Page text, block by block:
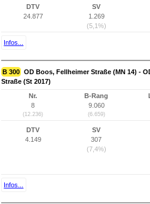
DTV
24.877
SV
1.269
(5,1%)
Infos...
B 300 OD Boos, Fellheimer Straße (MN 14) -
Straße (St 2017)
Nr.
8
(12.236)
B-Rang
9.060
(6.659)
DTV
4.149
SV
307
(7,4%)
Infos...